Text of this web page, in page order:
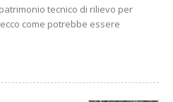
tecnico di rilievo per
come potrebbe essere